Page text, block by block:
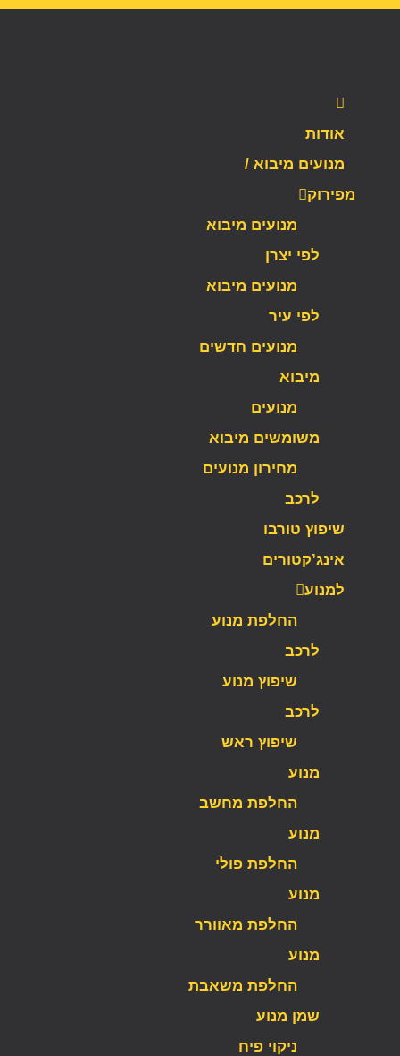
אודות
מנועים מיבוא /
מפירוק
מנועים מיבוא
לפי יצרן
מנועים מיבוא
לפי עיר
מנועים חדשים
מיבוא
מנועים
משומשים מיבוא
מחירון מנועים
לרכב
שיפוץ טורבו
אינג’קטורים
למנוע
החלפת מנוע
לרכב
שיפוץ מנוע
לרכב
שיפוץ ראש
מנוע
החלפת מחשב
מנוע
החלפת פולי
מנוע
החלפת מאוורר
מנוע
החלפת משאבת
שמן מנוע
ניקוי פיח